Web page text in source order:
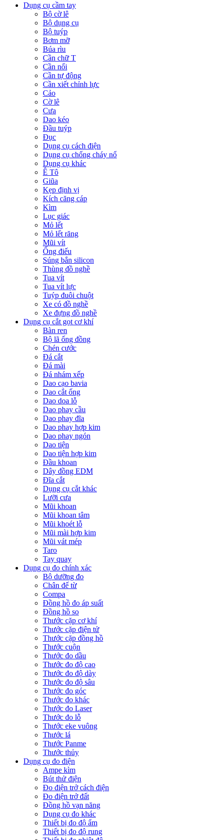
Dụng cụ cầm tay
Bộ cờ lê
Bộ dụng cụ
Bộ tuýp
Bơm mỡ
Búa rìu
Cần chữ T
Cần nối
Cần tự động
Cần xiết chỉnh lực
Cảo
Cờ lê
Cưa
Dao kéo
Đầu tuýp
Đục
Dụng cụ cách điện
Dụng cụ chống cháy nổ
Dụng cụ khác
Ê Tô
Giũa
Kẹp định vị
Kích căng cáp
Kìm
Lục giác
Mỏ lết
Mỏ lết răng
Mũi vít
Ống điếu
Súng bắn silicon
Thùng đồ nghề
Tua vít
Tua vít lực
Tuýp đuôi chuột
Xe có đồ nghề
Xe đựng đồ nghề
Dụng cụ cắt gọt cơ khí
Bàn ren
Bộ lã ống đồng
Chén cước
Đá cắt
Đá mài
Đá nhám xếp
Dao cạo bavia
Dao cắt ống
Dao doa lỗ
Dao phay cầu
Dao phay đĩa
Dao phay hợp kim
Dao phay ngón
Dao tiện
Dao tiện hợp kim
Đầu khoan
Dây đồng EDM
Đĩa cắt
Dụng cụ cắt khác
Lưỡi cưa
Mũi khoan
Mũi khoan tâm
Mũi khoét lỗ
Mũi mài hợp kim
Mũi vát mép
Taro
Tay quay
Dụng cụ đo chính xác
Bộ dưỡng đo
Chân đế từ
Compa
Đồng hồ đo áp suất
Đồng hồ so
Thước cặp cơ khí
Thước cặp điện tử
Thước cặp đồng hồ
Thước cuộn
Thước đo dầu
Thước đo độ cao
Thước đo độ dày
Thước đo độ sâu
Thước đo góc
Thước đo khác
Thước đo Laser
Thước đo lỗ
Thước eke vuông
Thước lá
Thước Panme
Thước thủy
Dụng cụ đo điện
Ampe kìm
Bút thử điện
Đo điện trở cách điện
Đo điện trở đất
Đồng hồ vạn năng
Dụng cụ đo khác
Thiết bị đo độ ẩm
Thiết bị đo độ rung